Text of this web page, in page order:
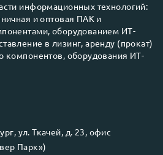
информационных технологий:
и оптовая ПАК и
оборудованием ИТ-
в лизинг, аренду (прокат)
компонентов, оборудования ИТ-
, ул.Ткачей, д. 23, офис
Парк»)